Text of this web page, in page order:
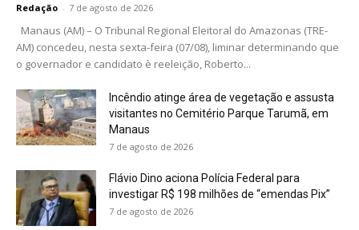
Redação - 7 de agosto de 2026
Manaus (AM) – O Tribunal Regional Eleitoral do Amazonas (TRE-
AM) concedeu, nesta sexta-feira (07/08), liminar determinando que
o governador e candidato è reeleição, Roberto...
Incêndio atinge área de vegetação e assusta
visitantes no Cemitério Parque Tarumã, em
Manaus
7 de agosto de 2026
Flávio Dino aciona Polícia Federal para
investigar R$ 198 milhões de “emendas Pix”
7 de agosto de 2026